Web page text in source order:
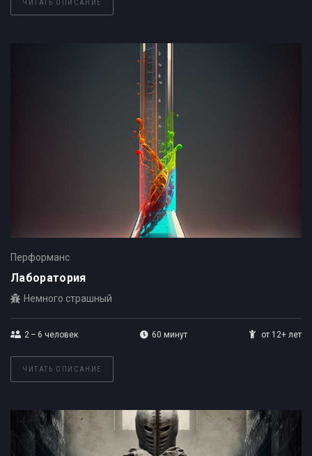
ЧИТАТЬ ОПИСАНИЕ
Перформанс
Лаборатория
Немного страшный
2 – 6 человек 60 минут от 12+ лет
ЧИТАТЬ ОПИСАНИЕ